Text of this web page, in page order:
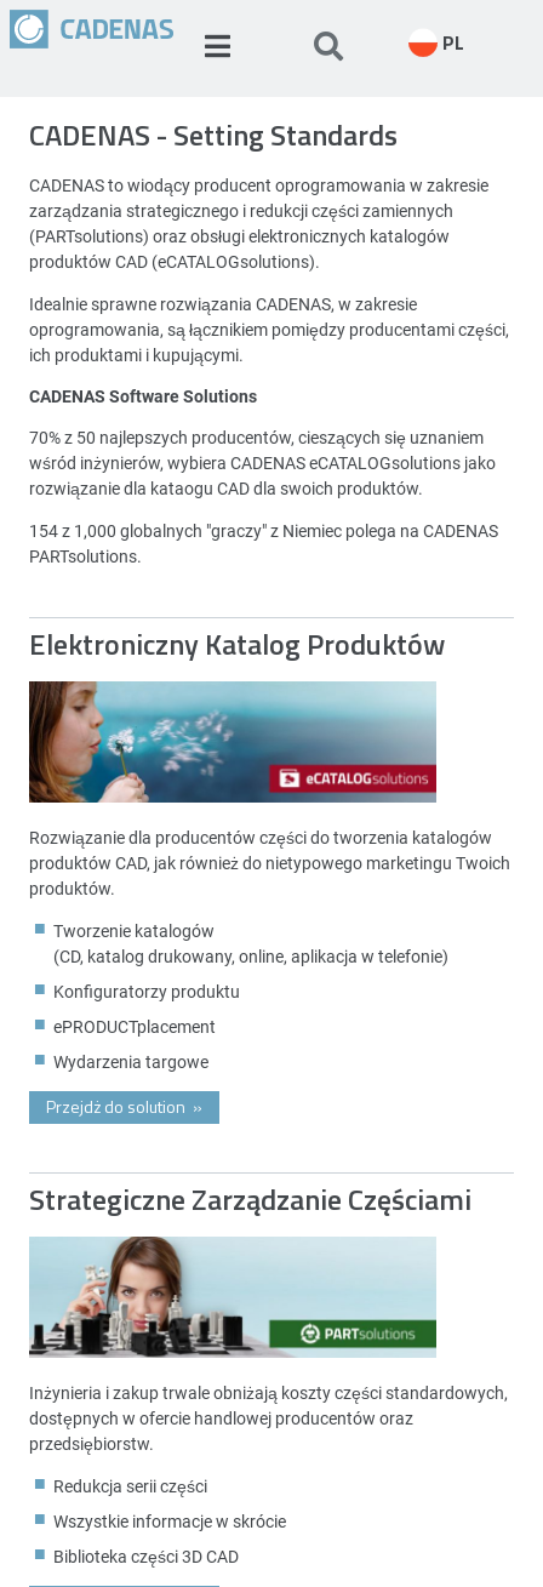
PL
CADENAS - Setting Standards
CADENAS to wiodący producent oprogramowania w zakresie
zarządzania strategicznego i redukcji części zamiennych
(PARTsolutions) oraz obsługi elektronicznych katalogów
produktów CAD (eCATALOGsolutions).
Idealnie sprawne rozwiązania CADENAS, w zakresie
oprogramowania, są łącznikiem pomiędzy producentami części,
ich produktami i kupującymi.
CADENAS Software Solutions
70% z 50 najlepszych producentów, cieszących się uznaniem
wśród inżynierów, wybiera CADENAS eCATALOGsolutions jako
rozwiązanie dla kataogu CAD dla swoich produktów.
154 z 1,000 globalnych "graczy" z Niemiec polega na CADENAS
PARTsolutions.
Elektroniczny Katalog Produktów
Rozwiązanie dla producentów części do tworzenia katalogów
produktów CAD, jak również do nietypowego marketingu Twoich
produktów.
Tworzenie katalogów
(CD, katalog drukowany, online, aplikacja w telefonie)
Konfiguratorzy produktu
ePRODUCTplacement
Wydarzenia targowe
Przejdż do solution »
Strategiczne Zarządzanie Częściami
Inżynieria i zakup trwale obniżają koszty części standardowych,
dostępnych w ofercie handlowej producentów oraz
przedsiębiorstw.
Redukcja serii części
Wszystkie informacje w skrócie
Biblioteka części 3D CAD